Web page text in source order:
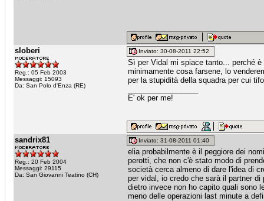
sloberi
Reg.: 05 Feb 2003
Messaggi: 15093
Da: San Polo d'Enza (RE)
Inviato: 30-08-2011 22:52
Sì per Vidal mi spiace tanto... perché
minimamente cosa farsene, lo
per la stupidità della squadra per cui
E' ok per me!
sandrix81
Reg.: 20 Feb 2004
Messaggi: 29115
Da: San Giovanni Teatino (CH)
Inviato: 31-08-2011 01:40
elia probabilmente è il peggiore dei
perotti, che non c'è stato modo di
società cerca almeno di dare l'idea di
per vidal, io credo che sarà il partner
dietro invece non ho capito quali sono
meno delle operazioni last minute a